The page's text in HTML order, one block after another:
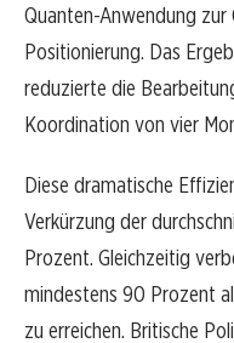
Quanten-Anwendung
Positionierung. Das
reduzierte die
Koordination von vier
Diese dramatische
Verkürzung der
Prozent. Gleichzeitig
mindestens 90 Prozent
zu erreichen. Britische